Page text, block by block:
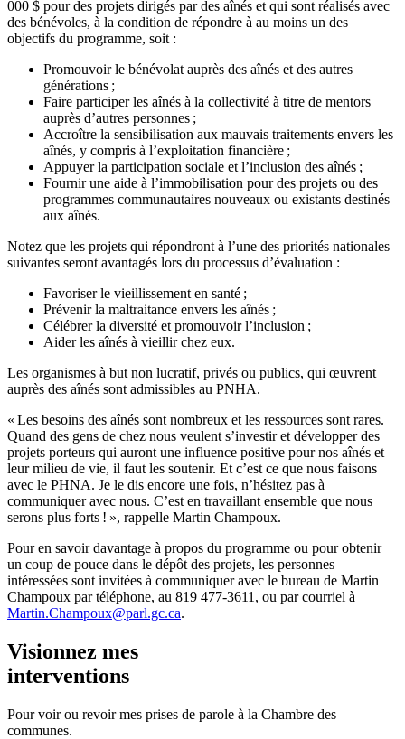
000 $ pour des projets dirigés par des aînés et qui sont réalisés avec
des bénévoles, à la condition de répondre à au moins un des
objectifs du programme, soit :
Promouvoir le bénévolat auprès des aînés et des autres
générations ;
Faire participer les aînés à la collectivité à titre de mentors
auprès d’autres personnes ;
Accroître la sensibilisation aux mauvais traitements envers les
aînés, y compris à l’exploitation financière ;
Appuyer la participation sociale et l’inclusion des aînés ;
Fournir une aide à l’immobilisation pour des projets ou des
programmes communautaires nouveaux ou existants destinés
aux aînés.
Notez que les projets qui répondront à l’une des priorités nationales
suivantes seront avantagés lors du processus d’évaluation :
Favoriser le vieillissement en santé ;
Prévenir la maltraitance envers les aînés ;
Célébrer la diversité et promouvoir l’inclusion ;
Aider les aînés à vieillir chez eux.
Les organismes à but non lucratif, privés ou publics, qui œuvrent
auprès des aînés sont admissibles au PNHA.
« Les besoins des aînés sont nombreux et les ressources sont rares.
Quand des gens de chez nous veulent s’investir et développer des
projets porteurs qui auront une influence positive pour nos aînés et
leur milieu de vie, il faut les soutenir. Et c’est ce que nous faisons
avec le PHNA. Je le dis encore une fois, n’hésitez pas à
communiquer avec nous. C’est en travaillant ensemble que nous
serons plus forts ! », rappelle Martin Champoux.
Pour en savoir davantage à propos du programme ou pour obtenir
un coup de pouce dans le dépôt des projets, les personnes
intéressées sont invitées à communiquer avec le bureau de Martin
Champoux par téléphone, au 819 477-3611, ou par courriel à
Martin.Champoux@parl.gc.ca.
Visionnez mes
interventions
Pour voir ou revoir mes prises de parole à la Chambre des
communes.